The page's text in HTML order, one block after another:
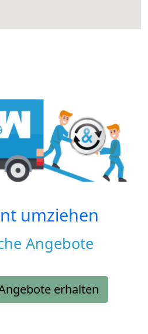
umziehen
Angebote
erhalten